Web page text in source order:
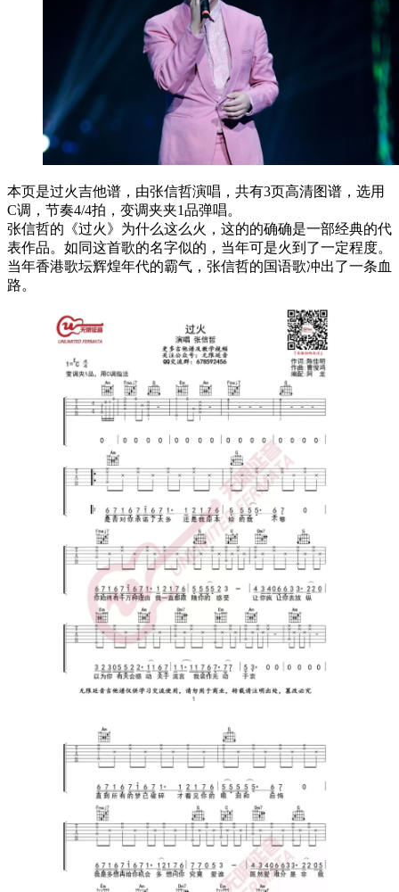
本页是过火吉他谱，由张信哲演唱，共有3页高清图谱，选用
C调，节奏4/4拍，变调夹夹1品弹唱。
张信哲的《过火》为什么这么火，这的的确确是一部经典的代
表作品。如同这首歌的名字似的，当年可是火到了一定程度。
当年香港歌坛辉煌年代的霸气，张信哲的国语歌冲出了一条血
路。